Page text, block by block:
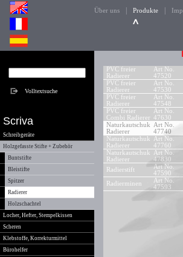
Über uns Produkte
Scriva
Schreibgeräte
Holzgefasste Stifte + Zubehör
Buntstifte
Bleistifte
Spitzer
Radierer
Holzschachtel
Locher, Hefter, Stempelkissen
Scheren
Klebstoffe, Korrekturmittel
Bürohelfer
PVC freier
Radierer
Art No.
47520
PVC freier
Radierer
Art No.
47530
PVC freier
Radierer
Art No.
47548
PVC freier
Combi Radierer
Art No.
47630
Naturkautschuk
Radierer
Art No.
47740
Naturkautschuk
Radierer
Art No.
47760
Naturkautschuk
Radierer
Art No.
47830
Radierstift
Art No.
47590
Radierminen
Art No.
47593